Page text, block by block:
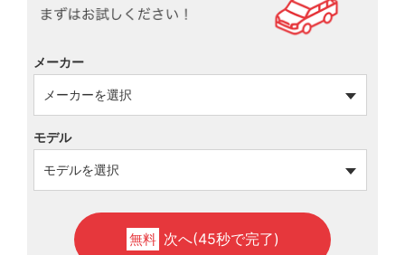
メーカー
モデル
無料 次へ(45秒で完了)